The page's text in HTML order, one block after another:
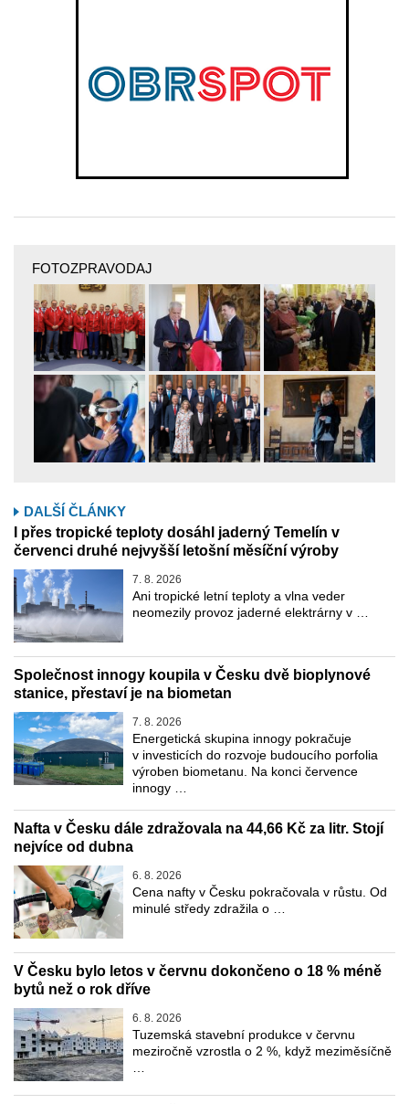
FOTOZPRAVODAJ
DALŠÍ ČLÁNKY
I přes tropické teploty dosáhl jaderný Temelín v
červenci druhé nejvyšší letošní měsíční výroby
7. 8. 2026
Ani tropické letní teploty a vlna veder
neomezily provoz jaderné elektrárny v …
Společnost innogy koupila v Česku dvě bioplynové
stanice, přestaví je na biometan
7. 8. 2026
Energetická skupina innogy pokračuje
v investicích do rozvoje budoucího porfolia
výroben biometanu. Na konci července
innogy …
Nafta v Česku dále zdražovala na 44,66 Kč za litr. Stojí
nejvíce od dubna
6. 8. 2026
Cena nafty v Česku pokračovala v růstu. Od
minulé středy zdražila o …
V Česku bylo letos v červnu dokončeno o 18 % méně
bytů než o rok dříve
6. 8. 2026
Tuzemská stavební produkce v červnu
meziročně vzrostla o 2 %, když meziměsíčně